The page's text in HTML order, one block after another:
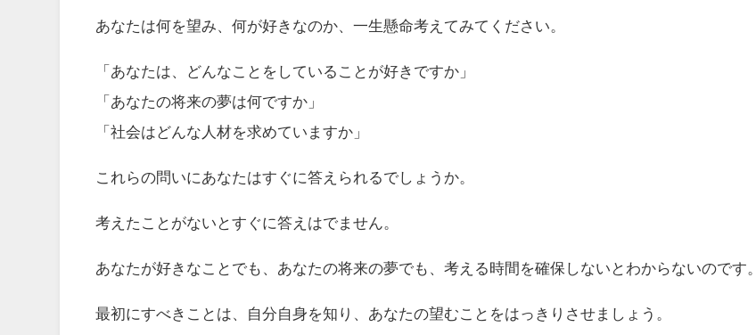
あなたは何を望み、何が好きなのか、一生懸命考えてみてください。
「あなたは、どんなことをしていることが好きですか」
「あなたの将来の夢は何ですか」
「社会はどんな人材を求めていますか」
これらの問いにあなたはすぐに答えられるでしょうか。
考えたことがないとすぐに答えはでません。
あなたが好きなことでも、あなたの将来の夢でも、考える時間を確保しないとわからないのです。
最初にすべきことは、自分自身を知り、あなたの望むことをはっきりさせましょう。